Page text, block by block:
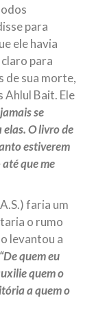
para
ele havia
para
de sua morte,
Ahlul Bait. Ele
se
O livro de
estiverem
que me
faria um
o rumo
levantou a
“De quem eu
quem o
a quem o